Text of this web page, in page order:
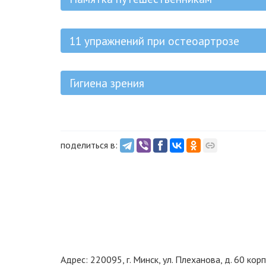
11 упражнений при остеоартрозе
Гигиена зрения
поделиться в:
Адрес: 220095, г. Минск, ул. Плеханова, д. 60